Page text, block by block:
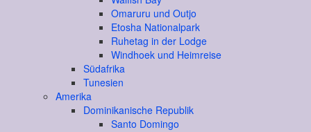
Omaruru und Outjo
Etosha Nationalpark
Ruhetag in der Lodge
Windhoek und Heimreise
Südafrika
Tunesien
Amerika
Dominikanische Republik
Santo Domingo